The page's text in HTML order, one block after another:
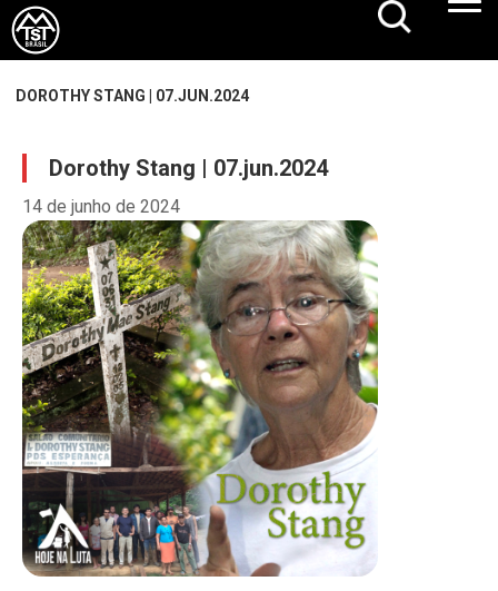
DOROTHY STANG | 07.JUN.2024
Dorothy Stang | 07.jun.2024
14 de junho de 2024